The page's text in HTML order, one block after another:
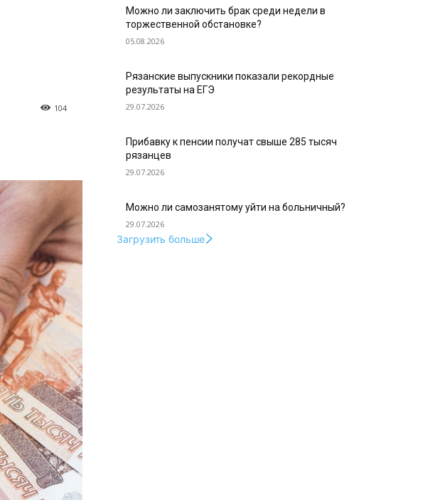
104
Можно ли заключить брак среди недели в
торжественной обстановке?
05.08.2026
Рязанские выпускники показали рекордные
результаты на ЕГЭ
29.07.2026
Прибавку к пенсии получат свыше 285 тысяч
рязанцев
29.07.2026
Можно ли самозанятому уйти на больничный?
29.07.2026
Загрузить больше